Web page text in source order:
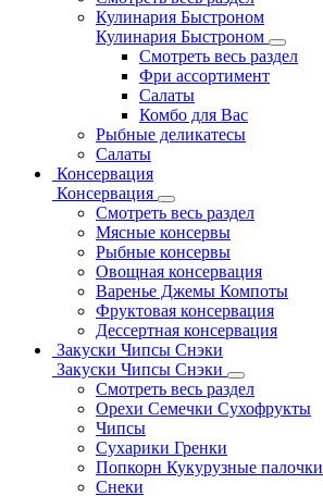
Кулинария Быстроном
Кулинария Быстроном
Смотреть весь раздел
Фри ассортимент
Салаты
Комбо для Вас
Рыбные деликатесы
Салаты
Консервация
Консервация
Смотреть весь раздел
Мясные консервы
Рыбные консервы
Овощная консервация
Варенье Джемы Компоты
Фруктовая консервация
Дессертная консервация
Закуски Чипсы Снэки
Закуски Чипсы Снэки
Смотреть весь раздел
Орехи Семечки Сухофрукты
Чипсы
Сухарики Гренки
Попкорн Кукурузные палочки
Снеки